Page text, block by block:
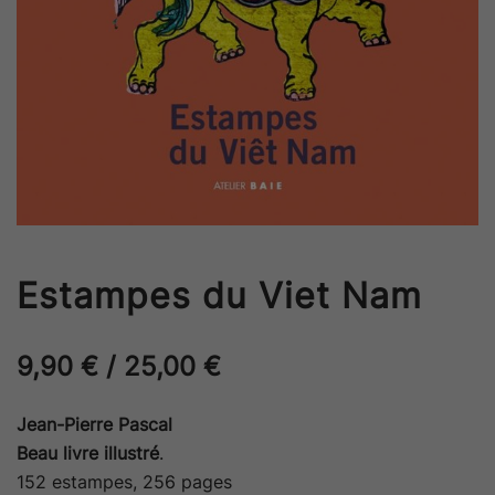
Estampes du Viet Nam
9,90 € / 25,00 €
Jean-Pierre Pascal
Beau livre illustré.
152 estampes, 256 pages